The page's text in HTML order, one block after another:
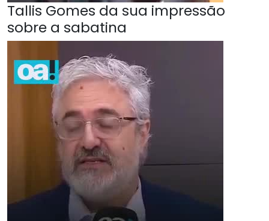
Tallis Gomes da sua impressão
sobre a sabatina